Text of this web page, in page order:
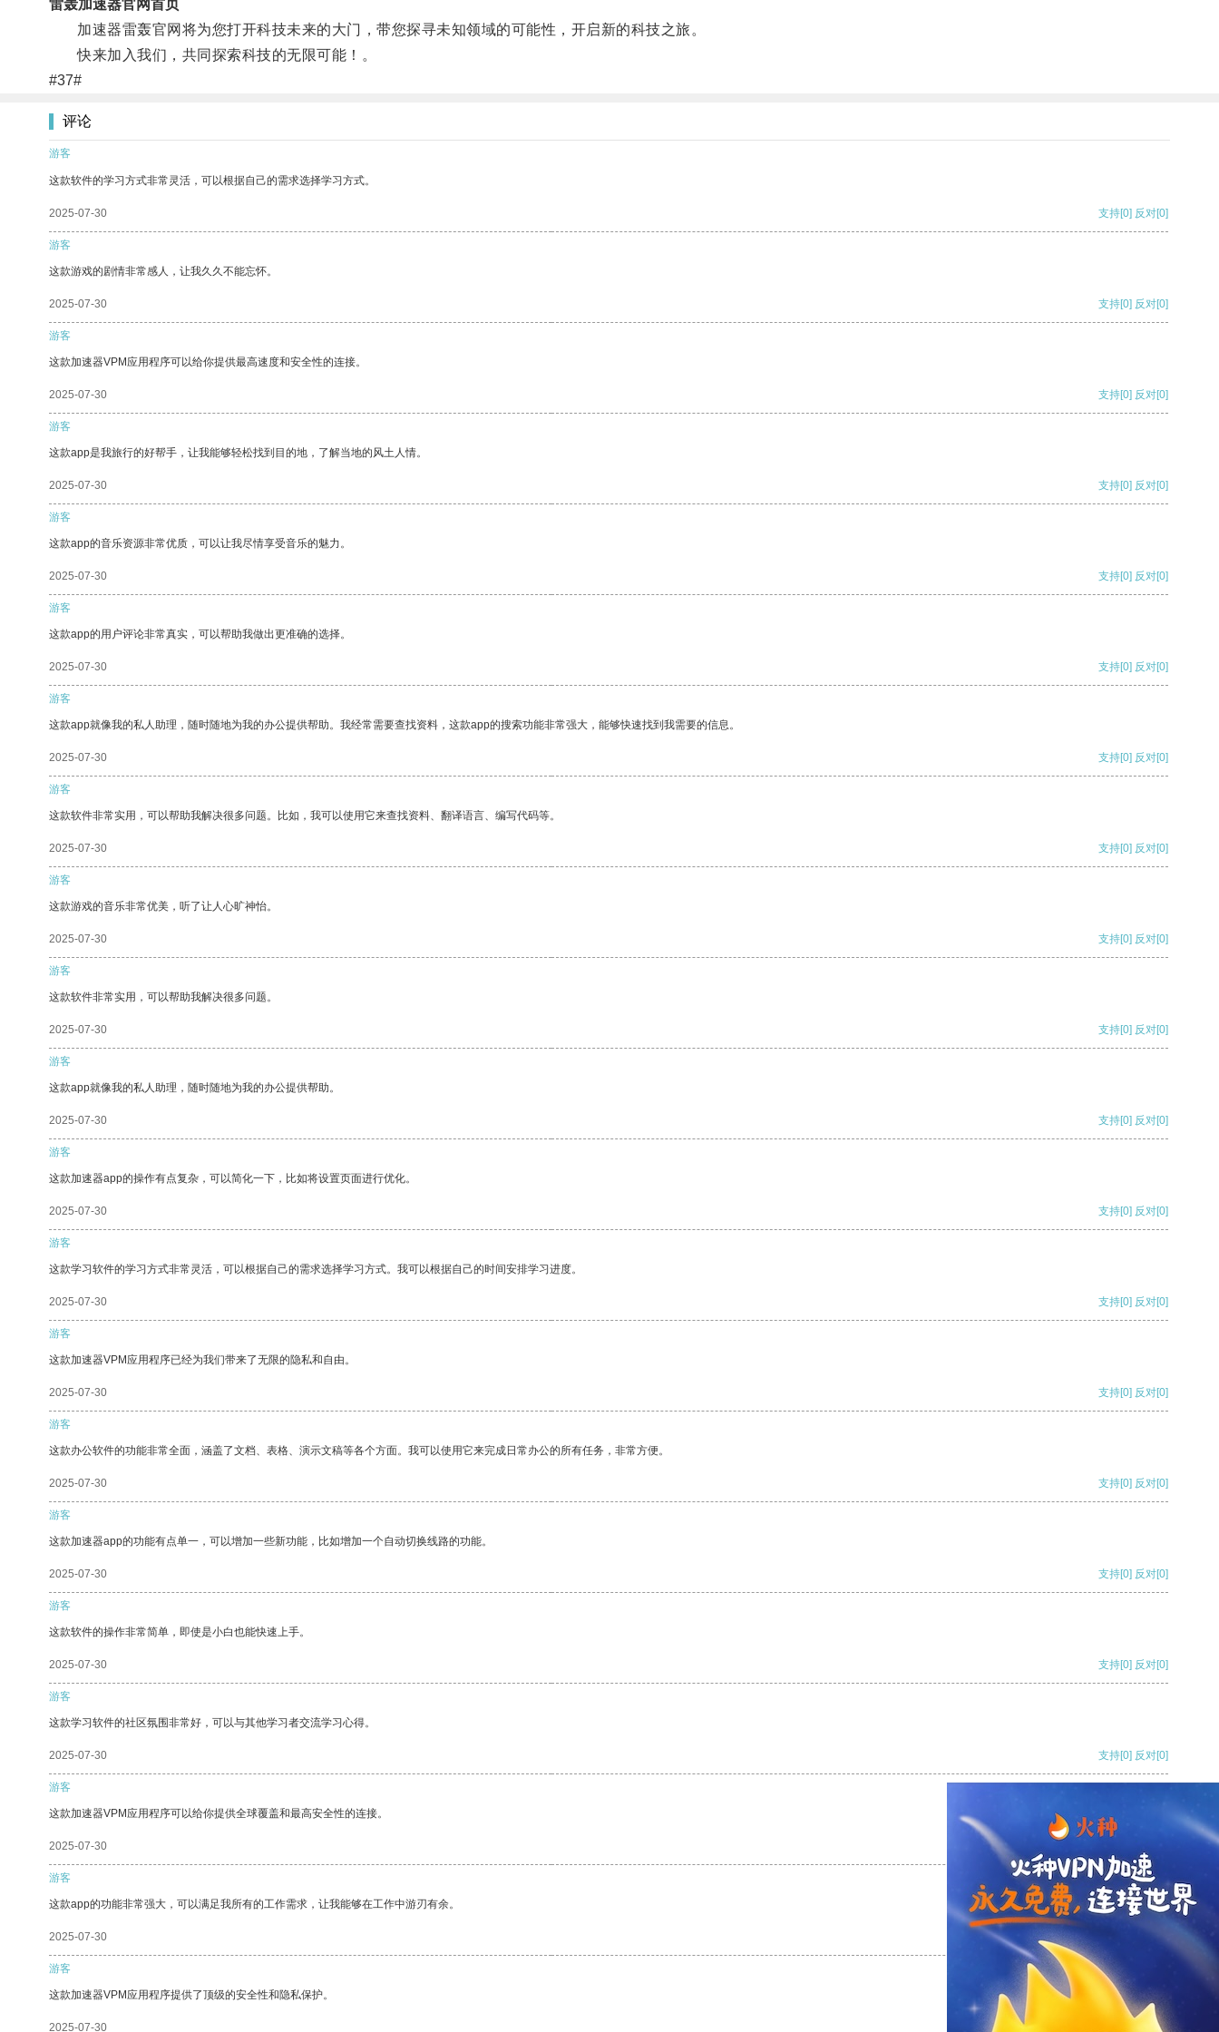
雷轰加速器官网首页
加速器雷轰官网将为您打开科技未来的大门，带您探寻未知领域的可能性，开启新的科技之旅。
快来加入我们，共同探索科技的无限可能！。
#37#
评论
游客
这款软件的学习方式非常灵活，可以根据自己的需求选择学习方式。
2025-07-30 支持[0] 反对[0]
游客
这款游戏的剧情非常感人，让我久久不能忘怀。
2025-07-30 支持[0] 反对[0]
游客
这款加速器VPM应用程序可以给你提供最高速度和安全性的连接。
2025-07-30 支持[0] 反对[0]
游客
这款app是我旅行的好帮手，让我能够轻松找到目的地，了解当地的风土人情。
2025-07-30 支持[0] 反对[0]
游客
这款app的音乐资源非常优质，可以让我尽情享受音乐的魅力。
2025-07-30 支持[0] 反对[0]
游客
这款app的用户评论非常真实，可以帮助我做出更准确的选择。
2025-07-30 支持[0] 反对[0]
游客
这款app就像我的私人助理，随时随地为我的办公提供帮助。我经常需要查找资料，这款app的搜索功能非常强大，能够快速找到我需要的信息。
2025-07-30 支持[0] 反对[0]
游客
这款软件非常实用，可以帮助我解决很多问题。比如，我可以使用它来查找资料、翻译语言、编写代码等。
2025-07-30 支持[0] 反对[0]
游客
这款游戏的音乐非常优美，听了让人心旷神怡。
2025-07-30 支持[0] 反对[0]
游客
这款软件非常实用，可以帮助我解决很多问题。
2025-07-30 支持[0] 反对[0]
游客
这款app就像我的私人助理，随时随地为我的办公提供帮助。
2025-07-30 支持[0] 反对[0]
游客
这款加速器app的操作有点复杂，可以简化一下，比如将设置页面进行优化。
2025-07-30 支持[0] 反对[0]
游客
这款学习软件的学习方式非常灵活，可以根据自己的需求选择学习方式。我可以根据自己的时间安排学习进度。
2025-07-30 支持[0] 反对[0]
游客
这款加速器VPM应用程序已经为我们带来了无限的隐私和自由。
2025-07-30 支持[0] 反对[0]
游客
这款办公软件的功能非常全面，涵盖了文档、表格、演示文稿等各个方面。我可以使用它来完成日常办公的所有任务，非常方便。
2025-07-30 支持[0] 反对[0]
游客
这款加速器app的功能有点单一，可以增加一些新功能，比如增加一个自动切换线路的功能。
2025-07-30 支持[0] 反对[0]
游客
这款软件的操作非常简单，即使是小白也能快速上手。
2025-07-30 支持[0] 反对[0]
游客
这款学习软件的社区氛围非常好，可以与其他学习者交流学习心得。
2025-07-30 支持[0] 反对[0]
游客
这款加速器VPM应用程序可以给你提供全球覆盖和最高安全性的连接。
2025-07-30
游客
这款app的功能非常强大，可以满足我所有的工作需求，让我能够在工作中游刃有余。
2025-07-30 反对
游客
这款加速器VPM应用程序提供了顶级的安全性和隐私保护。
2025-07-30 反对[0]